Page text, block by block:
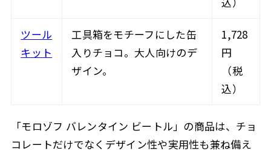
ツール
キット
工具箱をモチーフにした缶
入りチョコ。大人向けのデ
ザイン。
1,728
円
（税
込）
「モロゾフ バレンタイン ビートル」の商品は、チョ
コレートだけでなくデザイン性や実用性も兼ね備え